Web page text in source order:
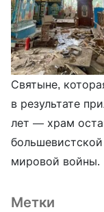
Святыне,
в результате
лет — храм
мировой войны.
Метки